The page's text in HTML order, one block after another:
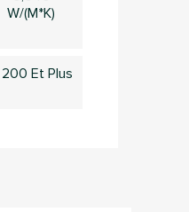
W/(m*K)
200 Et PlusConnection